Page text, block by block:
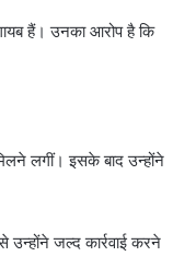
हैं। उनका आरोप है कि
लगीं। इसके बाद उन्होंने
उन्होंने जल्द कार्रवाई करने